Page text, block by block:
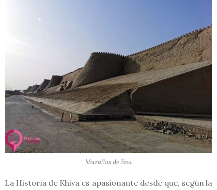
Murallas de Jiva
La Historia de Khiva es apasionante desde que, según la